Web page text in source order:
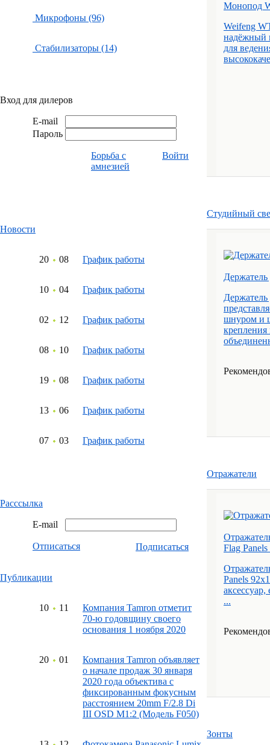
Микрофоны (96)
Стабилизаторы (14)
Вход для дилеров
E-mail
Пароль
Борьба с
амнезией
Войти
Новости
20 08 График работы
10 04 График работы
02 12 График работы
08 10 График работы
19 08 График работы
13 06 График работы
07 03 График работы
Расссылка
E-mail
Отписаться Подписаться
Публикации
10 11
Компания Tamron отметит
70-ю годовщину своего
основания 1 ноября 2020
20 01
Компания Tamron объявляет
о начале продаж 30 января
2020 года объектива с
фиксированным фокусным
расстоянием 20mm F/2.8 Di
III OSD M1:2 (Модель F050)
Монопод
Weifeng
надёжный
для
Студийный
шнуром и
крепления
Отражатели
Flag
Panels
...
Зонты